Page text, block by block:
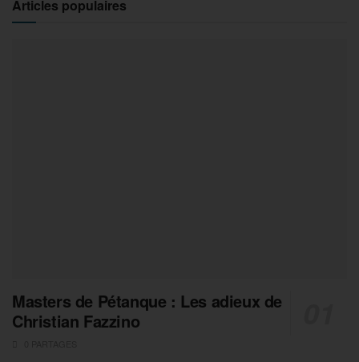
Articles populaires
Masters de Pétanque : Les adieux de
Christian Fazzino